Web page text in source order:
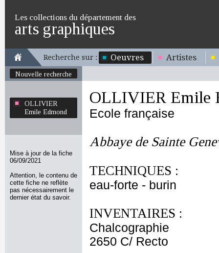
Les collections du département des
arts graphiques
Recherche sur : Oeuvres Artistes
Nouvelle recherche
OLLIVIER
Emile Edmond
Mise à jour de la fiche
06/09/2021
Attention, le contenu de
cette fiche ne reflète
pas nécessairement le
dernier état du savoir.
OLLIVIER Emile
Ecole française
Abbaye de Sainte
TECHNIQUES :
eau-forte - burin
INVENTAIRES :
Chalcographie
2650 C/ Recto